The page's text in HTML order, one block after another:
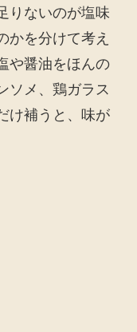
りないのが塩味
かを分けて考え
や醤油をほんの
ソメ、鶏ガラス
け補うと、味が